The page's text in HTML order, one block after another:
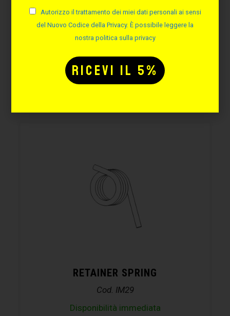
Cod. IM28
Disponibilità immediata
2,44€
RETAINER SPRING
Cod. IM29
Disponibilità immediata
Autorizzo il trattamento dei miei dati personali ai sensi
del Nuovo Codice della Privacy. È possibile leggere la
nostra politica sulla privacy